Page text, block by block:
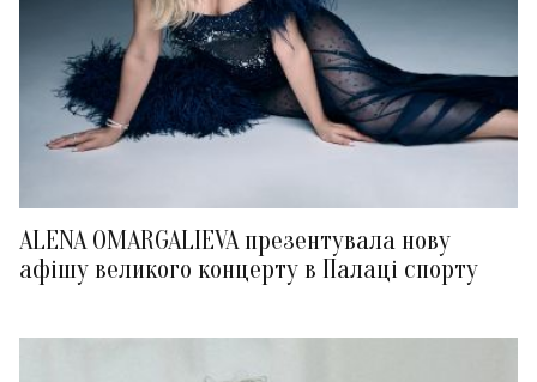
ALENA OMARGALIEVA презентувала нову
афішу великого концерту в Палаці спорту